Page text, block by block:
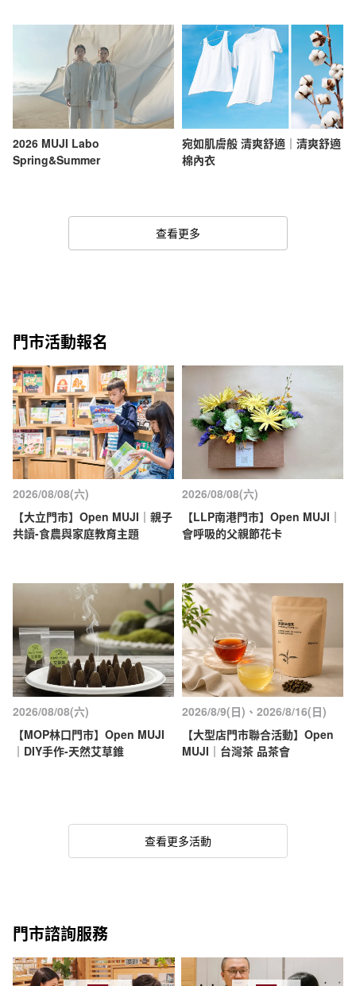
2026 MUJI Labo
Spring&Summer
宛如肌膚般 清爽舒適｜清爽舒適
棉內衣
查看更多
門市活動報名
2026/08/08(六)
【大立門市】Open MUJI｜親子
共讀-食農與家庭教育主題
2026/08/08(六)
【LLP南港門市】Open MUJI｜
會呼吸的父親節花卡
2026/08/08(六)
【MOP林口門市】Open MUJI
｜DIY手作-天然艾草錐
2026/8/9(日)、2026/8/16(日)
【大型店門市聯合活動】Open
MUJI｜台灣茶 品茶會
查看更多活動
門市諮詢服務